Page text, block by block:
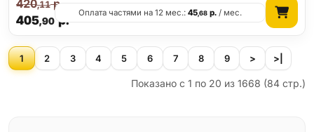
405,90р.
420,11р.
Оплата частями на 12 мес.:45,68 р. / мес.
1 2 3 4 5 6 7 8 9 > >|
Показано с 1 по 20 из 1668 (84 стр.)